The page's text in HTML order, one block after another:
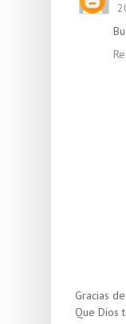
Gracias
Que Dios